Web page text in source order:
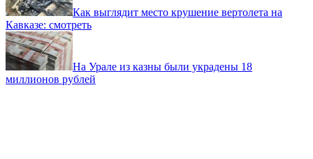
Как выглядит место крушение вертолета на
Кавказе: смотреть
На Урале из казны были украдены 18
миллионов рублей